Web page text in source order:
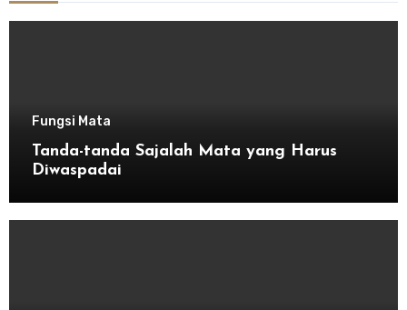
Fungsi Mata
Tanda-tanda Sajalah Mata yang Harus
Diwaspadai